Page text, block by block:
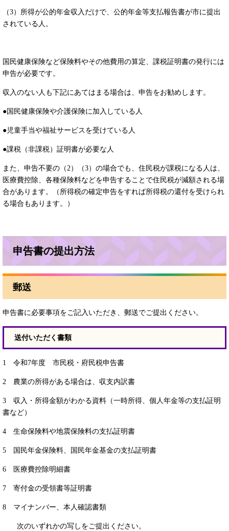
（3）所得が公的年金収入だけで、公的年金等支払報告書が市に提出
されている人。
国民健康保険など保険料やその他費用の算定、課税証明書の発行には
申告が必要です。
収入のない人も下記にあてはまる場合は、申告をお勧めします。
●国民健康保険や介護保険に加入している人
●児童手当や福祉サービスを受けている人
●課税（非課税）証明書が必要な人
また、申告不要の（2）（3）の場合でも、住民税が課税になる人は、
医療費控除、各種保険料などを申告することで住民税が減額される場
合があります。（所得税の確定申告をすれば所得税の還付を受けられ
る場合もあります。）
申告書の提出方法
郵送
申告書に必要事項をご記入いただき、郵送でご提出ください。
送付いただく書類
1 令和7年度 市民税・府民税申告書
2 農業の所得がある場合は、収支内訳書
3 収入・所得金額がわかる資料（一時所得、個人年金等の支払証明
書など）
4 生命保険料や地震保険料の支払証明書
5 国民年金保険料、国民年金基金の支払証明書
6 医療費控除明細書
7 寄付金の受領書等証明書
8 マイナンバー、本人確認書類
次のいずれかの写しをご提出ください。